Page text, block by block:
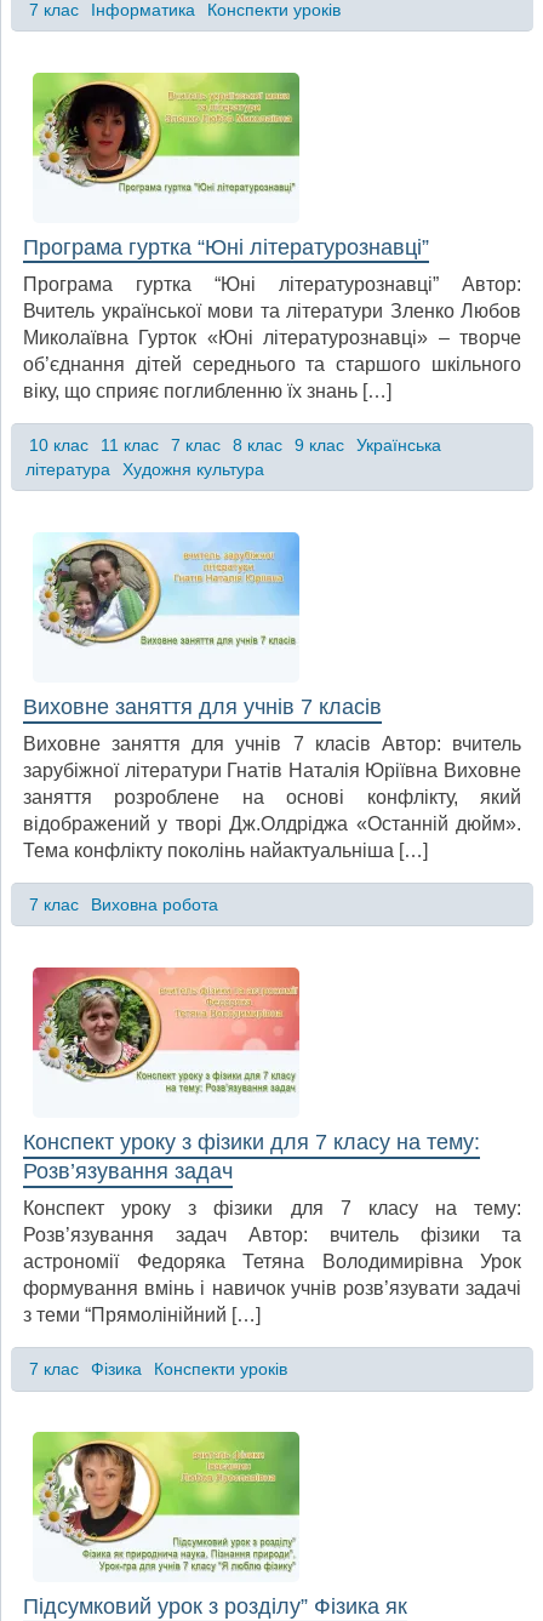
7 клас Інформатика Конспекти уроків
Програма гуртка “Юні літературознавці”
Програма гуртка “Юні літературознавці” Автор:
Вчитель української мови та літератури Зленко Любов
Миколаївна Гурток «Юні літературознавці» – творче
об’єднання дітей середнього та старшого шкільного
віку, що сприяє поглибленню їх знань […]
10 клас 11 клас 7 клас 8 клас 9 клас
Українська
література
Художня культура
Виховне заняття для учнів 7 класів
Виховне заняття для учнів 7 класів Автор: вчитель
зарубіжної літератури Гнатів Наталія Юріївна Виховне
заняття розроблене на основі конфлікту, який
відображений у творі Дж.Олдріджа «Останній дюйм».
Тема конфлікту поколінь найактуальніша […]
7 клас Виховна робота
Конспект уроку з фізики для 7 класу на тему:
Розв’язування задач
Конспект уроку з фізики для 7 класу на тему:
Розв’язування задач Автор: вчитель фізики та
астрономії Федоряка Тетяна Володимирівна Урок
формування вмінь і навичок учнів розв’язувати задачі
з теми “Прямолінійний […]
7 клас Фізика Конспекти уроків
Підсумковий урок з розділу” Фізика як